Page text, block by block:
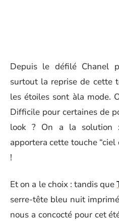
Depuis le défilé Chanel
surtout la reprise de cette
les étoiles sont àla mode.
Difficile pour certaines de
look ? On a la solution
apportera cette touche
!
Et on a le choix : tandis que
serre-tête bleu nuit
nous a concocté pour cet